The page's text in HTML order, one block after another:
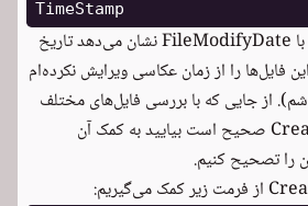
در این مورد مقایسه نام فایل با FileModifyDate نشان می‌دهد تاریخ
فایل‌ها را از زمان عکاسی ویرایش نکرده‌ام
از جایی که با بررسی فایل‌های مختلف
متوجه شدم مقدار CreateDate صحیح است بیایید به کمک آن